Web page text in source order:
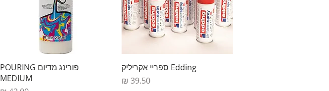
תצוגה מהירה
Edding ספריי אקריליק
מחיר‏39.50 ‏₪
תצוגה מהירה פורינג מדיום POURING
MEDIUM